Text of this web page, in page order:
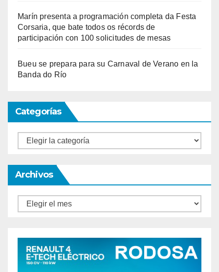
Marín presenta a programación completa da Festa
Corsaria, que bate todos os récords de
participación con 100 solicitudes de mesas
Bueu se prepara para su Carnaval de Verano en la
Banda do Río
Categorías
Categorías
Archivos
Archivos